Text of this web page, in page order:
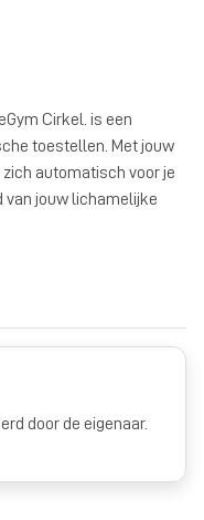
Cirkel. is een
toestellen. Met jouw
automatisch voor je
van jouw lichamelijke
door de eigenaar.